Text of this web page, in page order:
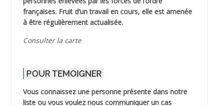
françaises. Fruit d’un travail en cours, elle est amenée
à être régulièrement actualisée.
Consulter la carte
POUR TEMOIGNER
Vous connaissez une personne présente dans notre
liste ou vous voulez nous communiquer un cas